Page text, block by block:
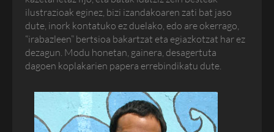
ilustrazioak eginez, bizi izandakoaren zati bat jaso
dute, inork kontatuko ez duelako, edo are okerrago,
“irabazleen” bertsioa bakartzat eta egiazkotzat har ez
dezagun. Modu honetan, gainera, desagertuta
dagoen koplakarien papera errebindikatu dute.